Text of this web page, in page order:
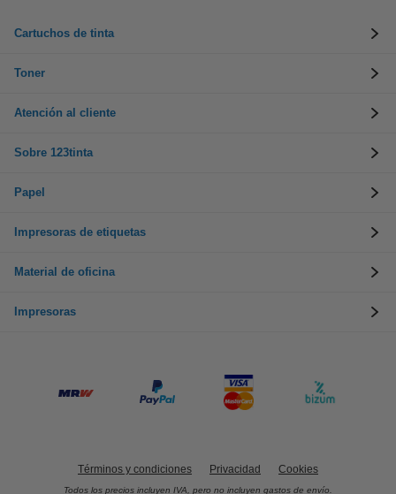
Cartuchos de tinta
Toner
Atención al cliente
Sobre 123tinta
Papel
Impresoras de etiquetas
Material de oficina
Impresoras
Términos y condiciones Privacidad Cookies
Todos los precios incluyen IVA, pero no incluyen gastos de envío.